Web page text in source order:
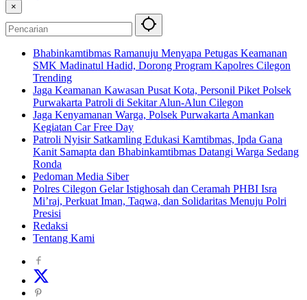
×
Bhabinkamtibmas Ramanuju Menyapa Petugas Keamanan
SMK Madinatul Hadid, Dorong Program Kapolres Cilegon
Trending
Jaga Keamanan Kawasan Pusat Kota, Personil Piket Polsek
Purwakarta Patroli di Sekitar Alun-Alun Cilegon
Jaga Kenyamanan Warga, Polsek Purwakarta Amankan
Kegiatan Car Free Day
Patroli Nyisir Satkamling Edukasi Kamtibmas, Ipda Gana
Kanit Samapta dan Bhabinkamtibmas Datangi Warga Sedang
Ronda
Pedoman Media Siber
Polres Cilegon Gelar Istighosah dan Ceramah PHBI Isra
Mi’raj, Perkuat Iman, Taqwa, dan Solidaritas Menuju Polri
Presisi
Redaksi
Tentang Kami